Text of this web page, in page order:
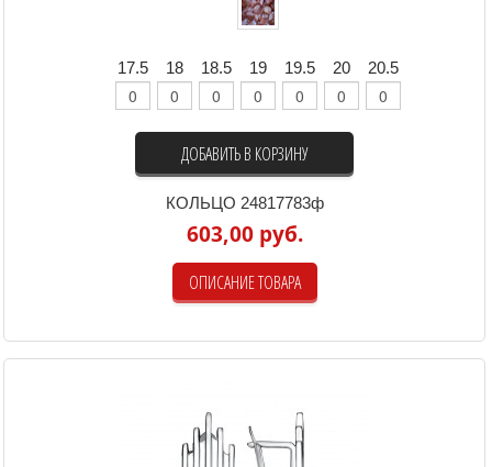
17.5 18 18.5 19 19.5 20 20.5
ДОБАВИТЬ В КОРЗИНУ
КОЛЬЦО 24817783ф
603,00 руб.
ОПИСАНИЕ ТОВАРА